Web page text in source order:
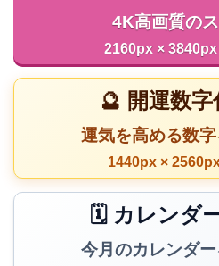
4K高画質の
2160px × 3840px
🔮 開運数
運気を高める数
1440px × 2560px
🗓️ カレンダ
今月のカレンダ